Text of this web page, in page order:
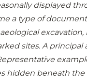
displayed
a type of
sites. A
hidden beneath the